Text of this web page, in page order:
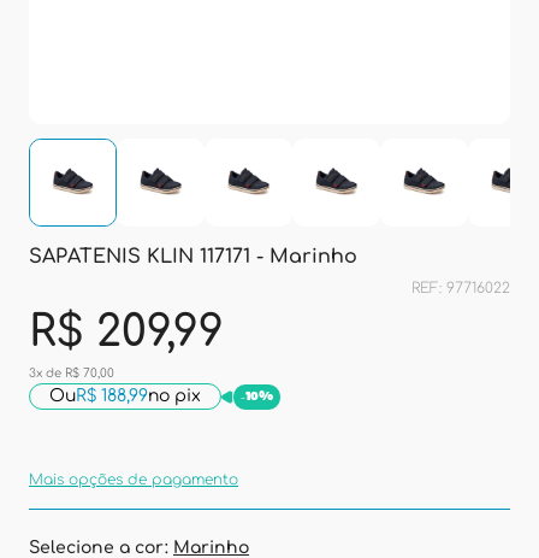
SAPATENIS KLIN 117171 - Marinho
REF: 97716022
R$ 209,99
3x de R$ 70,00
OuR$ 188,99no pix -10%
Mais opções de pagamento
Selecione a cor: Marinho